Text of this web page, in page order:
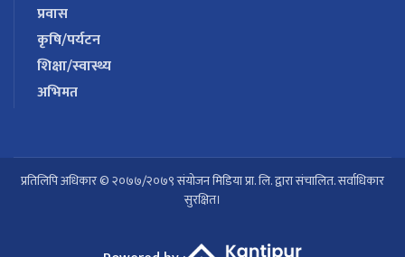
प्रवास
कृषि/पर्यटन
शिक्षा/स्वास्थ्य
अभिमत
प्रतिलिपि अधिकार © २०७७/२०७९ संयोजन मिडिया प्रा. लि. द्वारा संचालित. सर्वाधिकार
सुरक्षित।